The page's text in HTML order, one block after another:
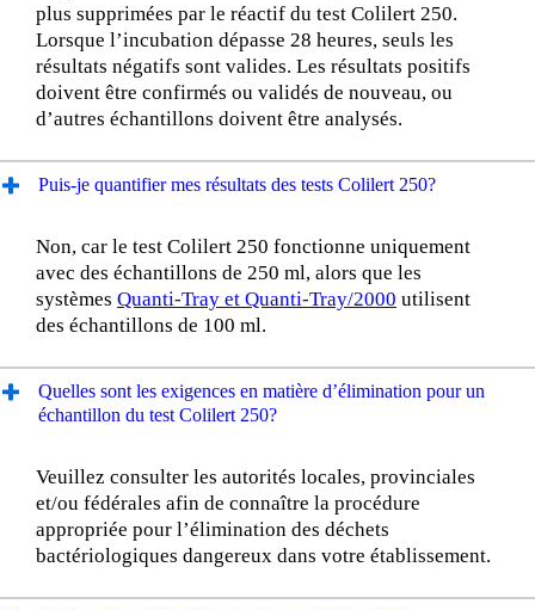
plus supprimées par le réactif du test Colilert 250.
Lorsque l’incubation dépasse 28 heures, seuls les
résultats négatifs sont valides. Les résultats positifs
doivent être confirmés ou validés de nouveau, ou
d’autres échantillons doivent être analysés.
Puis-je quantifier mes résultats des tests Colilert 250?
Non, car le test Colilert 250 fonctionne uniquement
avec des échantillons de 250 ml, alors que les
systèmes Quanti-Tray et Quanti-Tray/2000 utilisent
des échantillons de 100 ml.
Quelles sont les exigences en matière d’élimination pour un
échantillon du test Colilert 250?
Veuillez consulter les autorités locales, provinciales
et/ou fédérales afin de connaître la procédure
appropriée pour l’élimination des déchets
bactériologiques dangereux dans votre établissement.